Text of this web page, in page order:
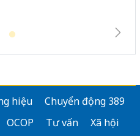
hiệu
Chuyển động 389
OCOP Tư vấn
Xã hội